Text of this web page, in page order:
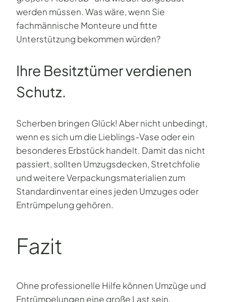
werden müssen. Was wäre, wenn Sie
fachmännische Monteure und fitte
Unterstützung bekommen würden?
Ihre Besitztümer verdienen
Schutz.
Scherben bringen Glück! Aber nicht unbedingt,
wenn es sich um die Lieblings-Vase oder ein
besonderes Erbstück handelt. Damit das nicht
passiert, sollten Umzugsdecken, Stretchfolie
und weitere Verpackungsmaterialien zum
Standardinventar eines jeden Umzuges oder
Entrümpelung gehören.
Fazit
Ohne professionelle Hilfe können Umzüge und
Entrümpelungen eine große Last sein.